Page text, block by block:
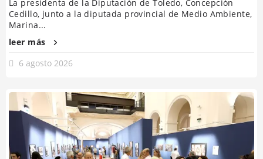
La presidenta de la Diputación de Toledo, Concepción
Cedillo, junto a la diputada provincial de Medio Ambiente,
Marina...
leer más
6 agosto 2026